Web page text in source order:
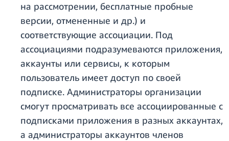
на рассмотрении, бесплатные пробные
версии, отмененные и др.) и
соответствующие ассоциации. Под
ассоциациями подразумеваются приложения,
аккаунты или сервисы, к которым
пользователь имеет доступ по своей
подписке. Администраторы организации
смогут просматривать все ассоциированные с
подписками приложения в разных аккаунтах,
а администраторы аккаунтов членов